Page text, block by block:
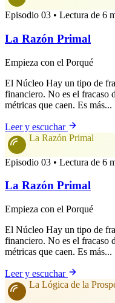
Episodio 03 • Lectura de 6
La Razón Primal
Empieza con el Porqué
El Núcleo Hay un tipo de
financiero. No es el fracaso
métricas que caen. Es más...
Leer y escuchar
La Razón Primal
Episodio 03 • Lectura de 6
La Razón Primal
Empieza con el Porqué
El Núcleo Hay un tipo de
financiero. No es el fracaso
métricas que caen. Es más...
Leer y escuchar
La Lógica de la